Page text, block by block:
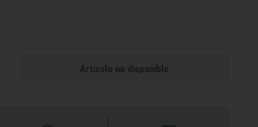
Articulo no disponible